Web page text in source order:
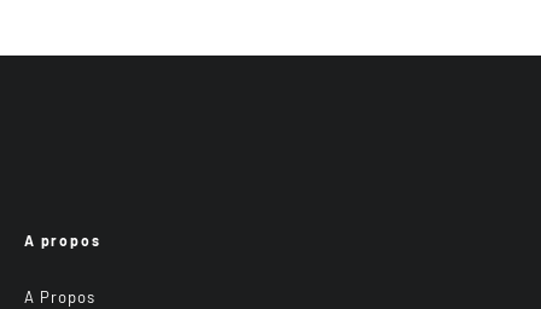
A propos
A Propos